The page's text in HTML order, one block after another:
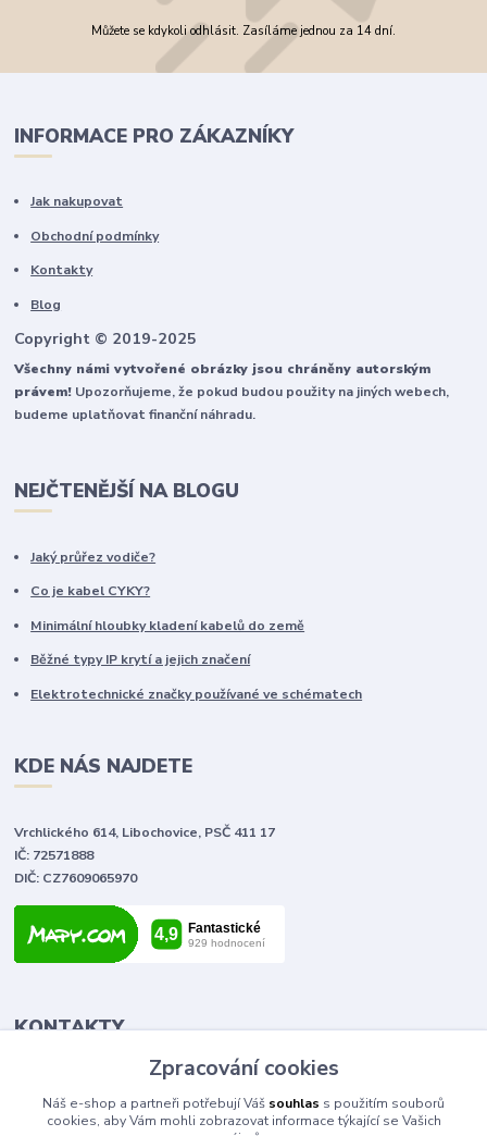
Můžete se kdykoli odhlásit. Zasíláme jednou za 14 dní.
INFORMACE PRO ZÁKAZNÍKY
Jak nakupovat
Obchodní podmínky
Kontakty
Blog
Copyright © 2019-2025
Všechny námi vytvořené obrázky jsou chráněny autorským
právem! Upozorňujeme, že pokud budou použity na jiných webech,
budeme uplatňovat finanční náhradu.
NEJČTENĚJŠÍ NA BLOGU
Jaký průřez vodiče?
Co je kabel CYKY?
Minimální hloubky kladení kabelů do země
Běžné typy IP krytí a jejich značení
Elektrotechnické značky používané ve schématech
KDE NÁS NAJDETE
Vrchlického 614, Libochovice, PSČ 411 17
IČ: 72571888
DIČ: CZ7609065970
KONTAKTY
Tomáš Vlček
+420 702 090 443
Zpracování cookies
Náš e-shop a partneři potřebují Váš souhlas s použitím souborů
cookies, aby Vám mohli zobrazovat informace týkající se Vašich